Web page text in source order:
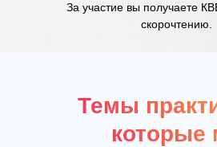
За участие вы получаете
скорочтению.
Темы
которые